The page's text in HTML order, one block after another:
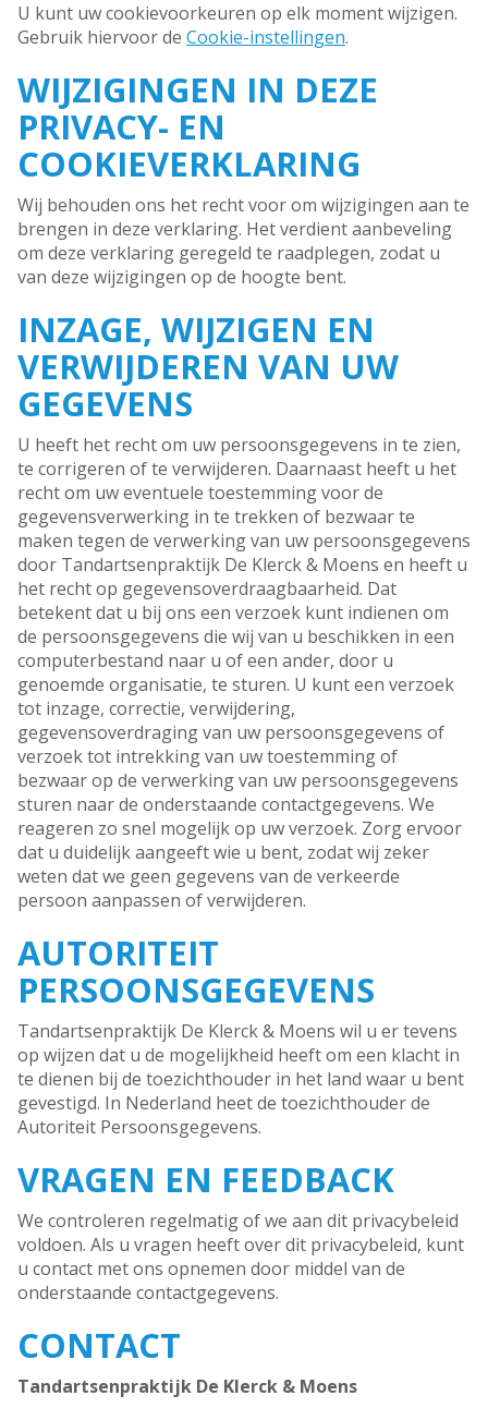
U kunt uw cookievoorkeuren op elk moment wijzigen.
Gebruik hiervoor de Cookie-instellingen.
WIJZIGINGEN IN DEZE
PRIVACY- EN
COOKIEVERKLARING
Wij behouden ons het recht voor om wijzigingen aan te
brengen in deze verklaring. Het verdient aanbeveling
om deze verklaring geregeld te raadplegen, zodat u
van deze wijzigingen op de hoogte bent.
INZAGE, WIJZIGEN EN
VERWIJDEREN VAN UW
GEGEVENS
U heeft het recht om uw persoonsgegevens in te zien,
te corrigeren of te verwijderen. Daarnaast heeft u het
recht om uw eventuele toestemming voor de
gegevensverwerking in te trekken of bezwaar te
maken tegen de verwerking van uw persoonsgegevens
door Tandartsenpraktijk De Klerck & Moens en heeft u
het recht op gegevensoverdraagbaarheid. Dat
betekent dat u bij ons een verzoek kunt indienen om
de persoonsgegevens die wij van u beschikken in een
computerbestand naar u of een ander, door u
genoemde organisatie, te sturen. U kunt een verzoek
tot inzage, correctie, verwijdering,
gegevensoverdraging van uw persoonsgegevens of
verzoek tot intrekking van uw toestemming of
bezwaar op de verwerking van uw persoonsgegevens
sturen naar de onderstaande contactgegevens. We
reageren zo snel mogelijk op uw verzoek. Zorg ervoor
dat u duidelijk aangeeft wie u bent, zodat wij zeker
weten dat we geen gegevens van de verkeerde
persoon aanpassen of verwijderen.
AUTORITEIT
PERSOONSGEGEVENS
Tandartsenpraktijk De Klerck & Moens wil u er tevens
op wijzen dat u de mogelijkheid heeft om een klacht in
te dienen bij de toezichthouder in het land waar u bent
gevestigd. In Nederland heet de toezichthouder de
Autoriteit Persoonsgegevens.
VRAGEN EN FEEDBACK
We controleren regelmatig of we aan dit privacybeleid
voldoen. Als u vragen heeft over dit privacybeleid, kunt
u contact met ons opnemen door middel van de
onderstaande contactgegevens.
CONTACT
Tandartsenpraktijk De Klerck & Moens